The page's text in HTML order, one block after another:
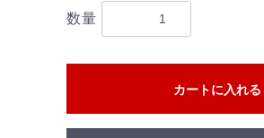
数量
カートに入れる